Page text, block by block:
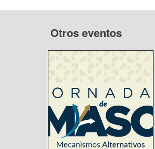
Otros eventos